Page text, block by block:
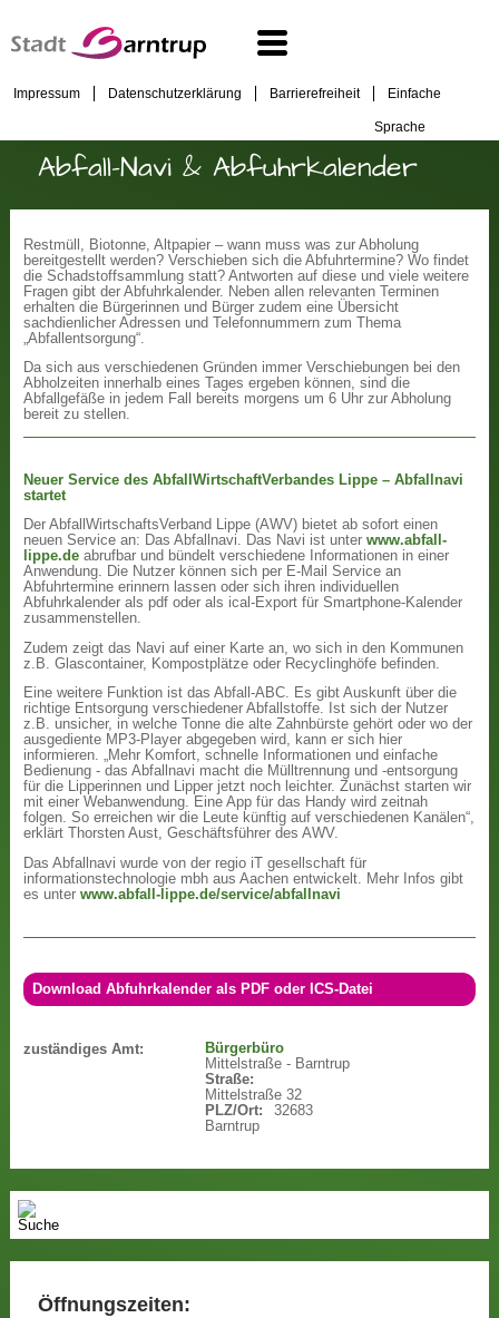
Impressum Datenschutzerklärung Barrierefreiheit Einfache
Sprache
Abfall-Navi & Abfuhrkalender
Restmüll, Biotonne, Altpapier – wann muss was zur Abholung
bereitgestellt werden? Verschieben sich die Abfuhrtermine? Wo findet
die Schadstoffsammlung statt? Antworten auf diese und viele weitere
Fragen gibt der Abfuhrkalender. Neben allen relevanten Terminen
erhalten die Bürgerinnen und Bürger zudem eine Übersicht
sachdienlicher Adressen und Telefonnummern zum Thema
„Abfallentsorgung“.
Da sich aus verschiedenen Gründen immer Verschiebungen bei den
Abholzeiten innerhalb eines Tages ergeben können, sind die
Abfallgefäße in jedem Fall bereits morgens um 6 Uhr zur Abholung
bereit zu stellen.
Neuer Service des AbfallWirtschaftVerbandes Lippe – Abfallnavi
startet
Der AbfallWirtschaftsVerband Lippe (AWV) bietet ab sofort einen
neuen Service an: Das Abfallnavi. Das Navi ist unterwww.abfall-
lippe.de abrufbar und bündelt verschiedene Informationen in einer
Anwendung. Die Nutzer können sich per E-Mail Service an
Abfuhrtermine erinnern lassen oder sich ihren individuellen
Abfuhrkalender als pdf oder als ical-Export für Smartphone-Kalender
zusammenstellen.
Zudem zeigt das Navi auf einer Karte an, wo sich in den Kommunen
z.B. Glascontainer, Kompostplätze oder Recyclinghöfe befinden.
Eine weitere Funktion ist das Abfall-ABC. Es gibt Auskunft über die
richtige Entsorgung verschiedener Abfallstoffe. Ist sich der Nutzer
z.B. unsicher, in welche Tonne die alte Zahnbürste gehört oder wo der
ausgediente MP3-Player abgegeben wird, kann er sich hier
informieren. „Mehr Komfort, schnelle Informationen und einfache
Bedienung - das Abfallnavi macht die Mülltrennung und -entsorgung
für die Lipperinnen und Lipper jetzt noch leichter. Zunächst starten wir
mit einer Webanwendung. Eine App für das Handy wird zeitnah
folgen. So erreichen wir die Leute künftig auf verschiedenen Kanälen“,
erklärt Thorsten Aust, Geschäftsführer des AWV.
Das Abfallnavi wurde von der regio iT gesellschaft für
informationstechnologie mbh aus Aachen entwickelt. Mehr Infos gibt
es unterwww.abfall-lippe.de/service/abfallnavi
Download Abfuhrkalender als PDF oder ICS-Datei
zuständiges Amt:
Bürgerbüro
Mittelstraße - Barntrup
Straße:
Mittelstraße 32
PLZ/Ort:
32683
Barntrup
Öffnungszeiten: